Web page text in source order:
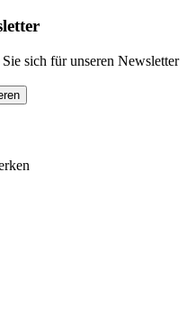
sich für unseren Newsletter